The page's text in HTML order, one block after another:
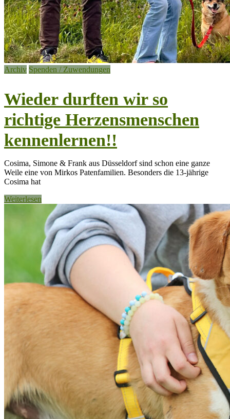
Archiv Spenden / Zuwendungen
Wieder durften wir so
richtige Herzensmenschen
kennenlernen!!
Cosima, Simone & Frank aus Düsseldorf sind schon eine ganze
Weile eine von Mirkos Patenfamilien. Besonders die 13-jährige
Cosima hat
Weiterlesen